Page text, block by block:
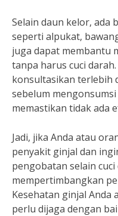
Selain daun kelor, ada
seperti alpukat,
juga dapat membantu
tanpa harus cuci
konsultasikan terlebih
sebelum
memastikan tidak ada
Jadi, jika Anda atau
penyakit ginjal dan
pengobatan selain
mempertimbangkan
Kesehatan ginjal Anda
perlu dijaga dengan